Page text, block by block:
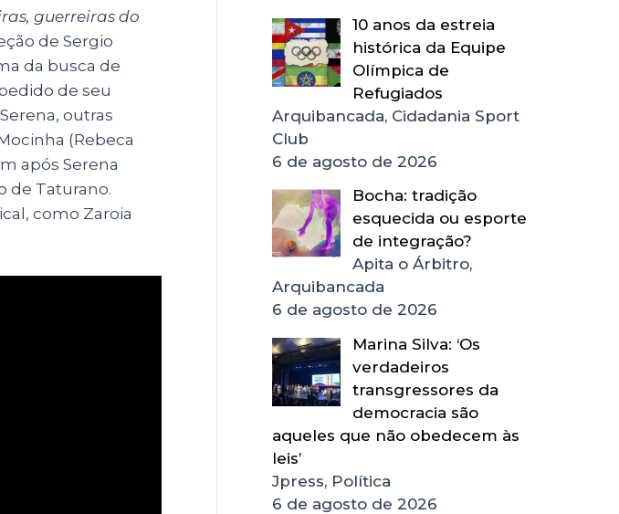
guerreiras do
de Sergio
da busca de
de seu
outras
(Rebeca
após Serena
de Taturano.
como Zaroia
10 anos da estreia
histórica da Equipe
Olímpica de
Refugiados
Arquibancada, Cidadania Sport
Club
6 de agosto de 2026
Bocha: tradição
esquecida ou esporte
de integração?
Apita o Árbitro,
Arquibancada
6 de agosto de 2026
Marina Silva: ‘Os
verdadeiros
transgressores da
democracia são
aqueles que não obedecem às
leis’
Jpress, Política
6 de agosto de 2026